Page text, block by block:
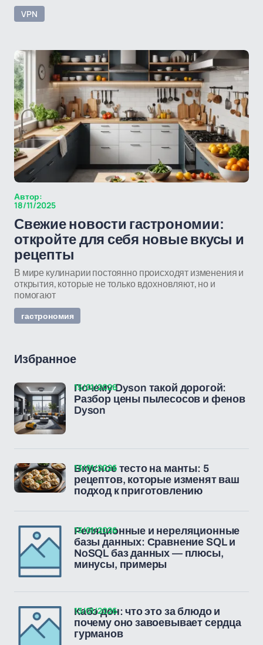
VPN
Автор:
18/11/2025
Свежие новости гастрономии:
откройте для себя новые вкусы и
рецепты
В мире кулинарии постоянно происходят изменения и
открытия, которые не только вдохновляют, но и
помогают
гастрономия
Избранное
Почему Dyson такой дорогой:
Разбор цены пылесосов и фенов
Dyson
15/01/2026
Вкусное тесто на манты: 5
рецептов, которые изменят ваш
подход к приготовлению
13/01/2026
Реляционные и нереляционные
базы данных: Сравнение SQL и
NoSQL баз данных — плюсы,
минусы, примеры
13/01/2026
Кабэ дон: что это за блюдо и
почему оно завоевывает сердца
гурманов
13/01/2026